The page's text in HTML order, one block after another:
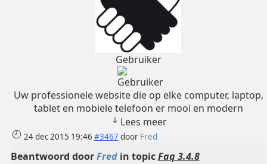
Gebruiker
Uw professionele website die op elke computer, laptop,
tablet en mobiele telefoon er mooi en modern
Lees meer
24 dec 2015 19:46 #3467 door Fred
Beantwoord doorFredin topicFaq 3.4.8